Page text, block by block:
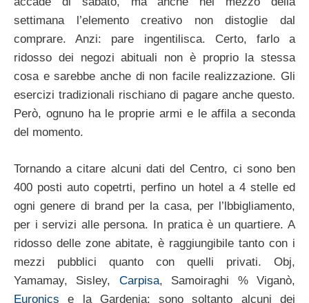
settimana l’elemento creativo non distoglie dal
comprare. Anzi: pare ingentilisca. Certo, farlo a
ridosso dei negozi abituali non è proprio la stessa
cosa e sarebbe anche di non facile realizzazione. Gli
esercizi tradizionali rischiano di pagare anche questo.
Però, ognuno ha le proprie armi e le affila a seconda
del momento.
Tornando a citare alcuni dati del Centro, ci sono ben
400 posti auto copetrti, perfino un hotel a 4 stelle ed
ogni genere di brand per la casa, per l’lbbigliamento,
per i servizi alle persona. In pratica è un quartiere. A
ridosso delle zone abitate, è raggiungibile tanto con i
mezzi pubblici quanto con quelli privati. Obj,
Yamamay, Sisley, Carpisa, Samoiraghi % Viganò,
Euronics e la Gardenia: sono soltanto alcuni dei